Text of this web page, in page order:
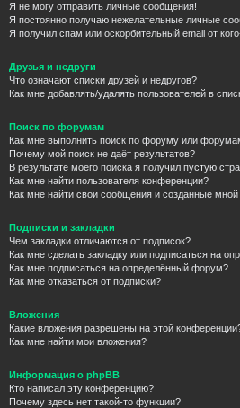
Я не могу отправить личные сообщения!
Я постоянно получаю нежелательные личные
Я получил спам или оскорбительный email от
Друзья и недруги
Что означают списки друзей и недругов?
Как мне добавлять/удалять пользователей в
Поиск по форумам
Как мне выполнить поиск по форуму или
Почему мой поиск не даёт результатов?
В результате моего поиска я получил пустую
Как мне найти пользователя конференции?
Как мне найти свои сообщения и созданные
Подписки и закладки
Чем закладки отличаются от подписок?
Как мне сделать закладку или подписаться на
Как мне подписаться на определённый форум?
Как мне отказаться от подписки?
Вложения
Какие вложения разрешены на этой
Как мне найти мои вложения?
Информация о phpBB
Кто написал эту конференцию?
Почему здесь нет такой-то функции?